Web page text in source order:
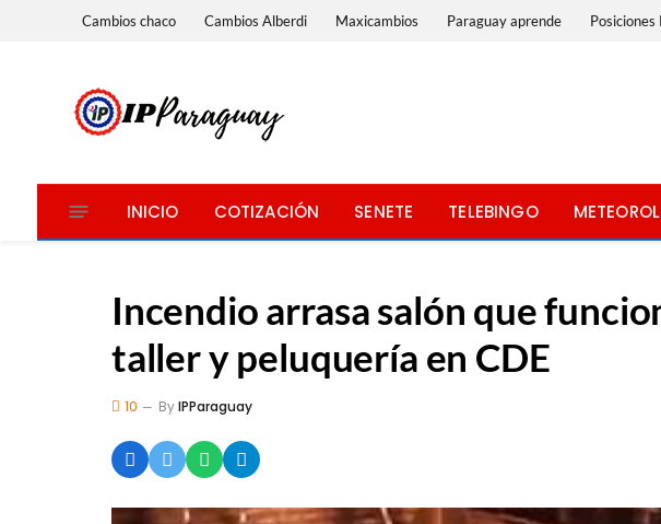
Cambios chaco Cambios Alberdi Maxicambios Paraguay aprende
INICIO COTIZACIÓN SENETE TELEBINGO
Incendio arrasa salón que
taller y peluquería en CDE
10 ByIPParaguay